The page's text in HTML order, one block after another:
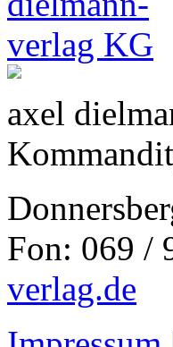
axel
Fon: 069 /
verlag.de